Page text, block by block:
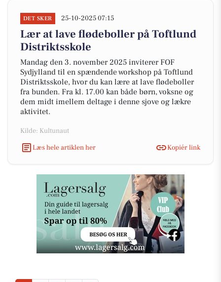
DET SKER 25-10-2025 07:15
Lær at lave flødeboller på Toftlund
Distriktsskole
Mandag den 3. november 2025 inviterer FOF
Sydjylland til en spændende workshop på Toftlund
Distriktsskole, hvor du kan lære at lave flødeboller
fra bunden. Fra kl. 17.00 kan både børn, voksne og
dem midt imellem deltage i denne sjove og lækre
aktivitet.
Kilde: Kultunaut
Læs hele artiklen her
Kopiér link